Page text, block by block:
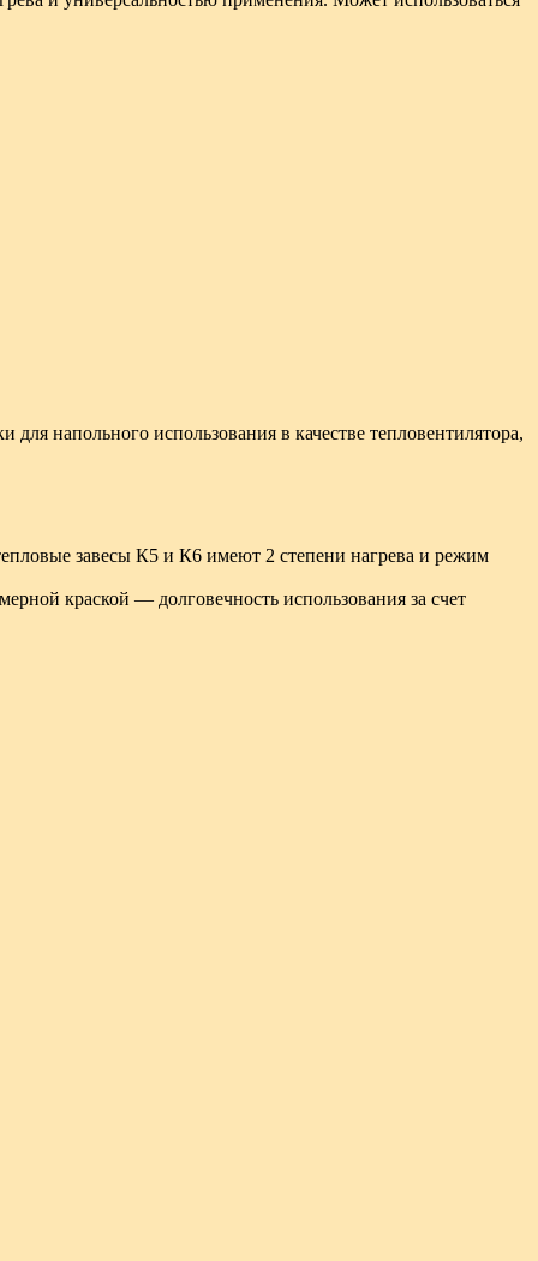
напольного использования в качестве тепловентилятора,
завесы К5 и К6 имеют 2 степени нагрева и режим
краской — долговечность использования за счет